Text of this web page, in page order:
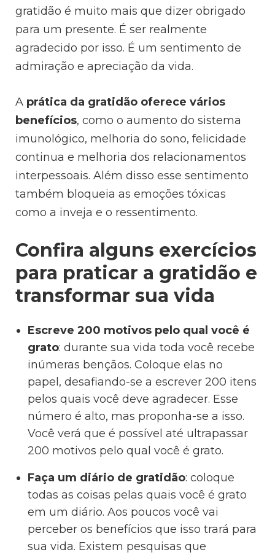
gratidão é muito mais que dizer obrigado
para um presente. É ser realmente
agradecido por isso. É um sentimento de
admiração e apreciação da vida.
A prática da gratidão oferece vários
benefícios, como o aumento do sistema
imunológico, melhoria do sono, felicidade
continua e melhoria dos relacionamentos
interpessoais. Além disso esse sentimento
também bloqueia as emoções tóxicas
como a inveja e o ressentimento.
Confira alguns exercícios
para praticar a gratidão e
transformar sua vida
Escreve 200 motivos pelo qual você é
grato: durante sua vida toda você recebe
inúmeras bençãos. Coloque elas no
papel, desafiando-se a escrever 200 itens
pelos quais você deve agradecer. Esse
número é alto, mas proponha-se a isso.
Você verá que é possível até ultrapassar
200 motivos pelo qual você é grato.
Faça um diário de gratidão: coloque
todas as coisas pelas quais você é grato
em um diário. Aos poucos você vai
perceber os benefícios que isso trará para
sua vida. Existem pesquisas que